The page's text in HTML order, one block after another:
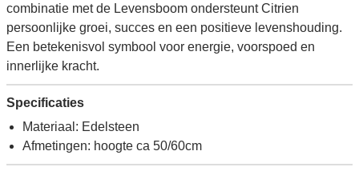
combinatie met de Levensboom ondersteunt Citrien
persoonlijke groei, succes en een positieve levenshouding.
Een betekenisvol symbool voor energie, voorspoed en
innerlijke kracht.
Specificaties
Materiaal: Edelsteen
Afmetingen: hoogte ca 50/60cm